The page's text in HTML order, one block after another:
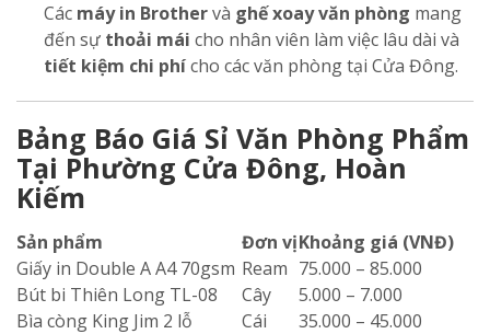
Các máy in Brothervà ghế xoay văn phòng mang
đến sự thoải mái cho nhân viên làm việc lâu dài và
tiết kiệm chi phícho các văn phòng tại Cửa Đông.
Bảng Báo Giá Sỉ Văn Phòng Phẩm
Tại Phường Cửa Đông, Hoàn
Kiếm
Sản phẩm Đơn vịKhoảng giá (VNĐ)
Giấy in Double A A4 70gsm Ream 75.000 – 85.000
Bút bi Thiên Long TL-08
Cây
5.000 – 7.000
Bìa còng King Jim 2 lỗ
Cái
35.000 – 45.000